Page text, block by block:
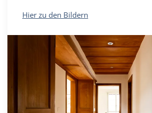
Hier zu den Bildern